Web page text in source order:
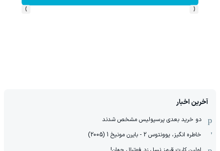
‹
›
آخرین اخبار
دو خرید بعدی پرسپولیس مشخص شدند
خاطره انگیز، یوونتوس 2 - بایرن مونیخ 1 (2005)